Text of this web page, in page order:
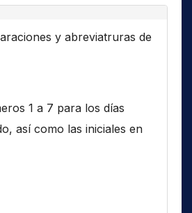
y abreviatruras de
1 a 7 para los días
así como las iniciales en